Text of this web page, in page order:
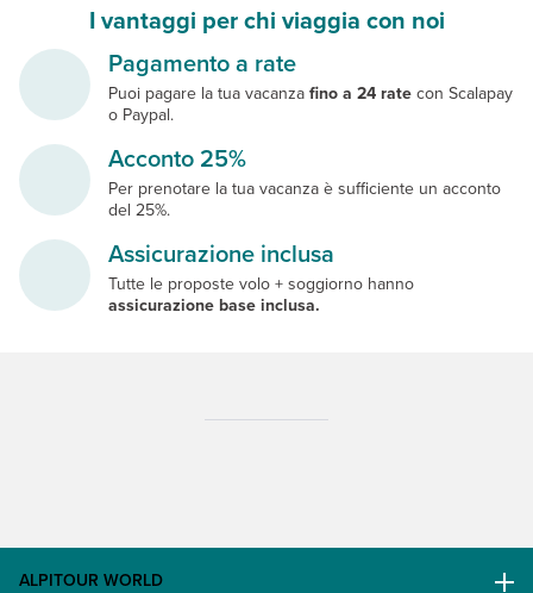
I vantaggi per chi viaggia con noi
Pagamento a rate
Puoi pagare la tua vacanzafino a 24 ratecon Scalapay
o Paypal.
Acconto 25%
Per prenotare la tua vacanza è sufficiente un acconto
del 25%.
Assicurazione inclusa
Tutte le proposte volo + soggiorno hanno
assicurazione base inclusa.
ALPITOUR WORLD